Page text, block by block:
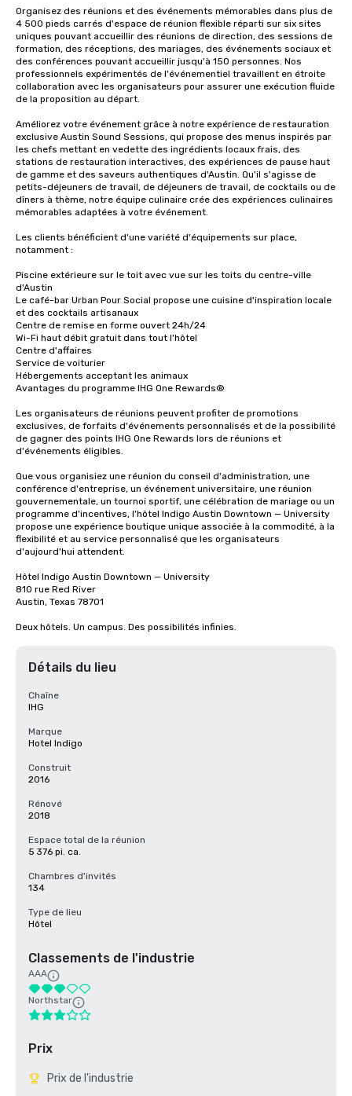
Organisez des réunions et des événements mémorables dans plus de
4 500 pieds carrés d'espace de réunion flexible réparti sur six sites
uniques pouvant accueillir des réunions de direction, des sessions de
formation, des réceptions, des mariages, des événements sociaux et
des conférences pouvant accueillir jusqu'à 150 personnes. Nos
professionnels expérimentés de l'événementiel travaillent en étroite
collaboration avec les organisateurs pour assurer une exécution fluide
de la proposition au départ.
Améliorez votre événement grâce à notre expérience de restauration
exclusive Austin Sound Sessions, qui propose des menus inspirés par
les chefs mettant en vedette des ingrédients locaux frais, des
stations de restauration interactives, des expériences de pause haut
de gamme et des saveurs authentiques d'Austin. Qu'il s'agisse de
petits-déjeuners de travail, de déjeuners de travail, de cocktails ou de
dîners à thème, notre équipe culinaire crée des expériences culinaires
mémorables adaptées à votre événement.
Les clients bénéficient d'une variété d'équipements sur place,
notamment :
Piscine extérieure sur le toit avec vue sur les toits du centre-ville
d'Austin
Le café-bar Urban Pour Social propose une cuisine d'inspiration locale
et des cocktails artisanaux
Centre de remise en forme ouvert 24h/24
Wi-Fi haut débit gratuit dans tout l'hôtel
Centre d'affaires
Service de voiturier
Hébergements acceptant les animaux
Avantages du programme IHG One Rewards®
Les organisateurs de réunions peuvent profiter de promotions
exclusives, de forfaits d'événements personnalisés et de la possibilité
de gagner des points IHG One Rewards lors de réunions et
d'événements éligibles.
Que vous organisiez une réunion du conseil d'administration, une
conférence d'entreprise, un événement universitaire, une réunion
gouvernementale, un tournoi sportif, une célébration de mariage ou un
programme d'incentives, l'hôtel Indigo Austin Downtown — University
propose une expérience boutique unique associée à la commodité, à la
flexibilité et au service personnalisé que les organisateurs
d'aujourd'hui attendent.
Hôtel Indigo Austin Downtown — University
810 rue Red River
Austin, Texas 78701
Deux hôtels. Un campus. Des possibilités infinies.
Détails du lieu
Chaîne
IHG
Marque
Hotel Indigo
Construit
2016
Rénové
2018
Espace total de la réunion
5 376 pi. ca.
Chambres d'invités
134
Type de lieu
Hôtel
Classements de l'industrie
AAA
Northstar
Prix
Prix de l'industrie